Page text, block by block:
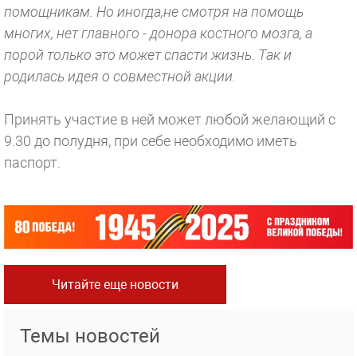
помощникам. Но иногда,не смотря на помощь
многих, нет главного - донора костного мозга, а
порой только это может спасти жизнь. Так и
родилась идея о совместной акции.
Принять участие в ней может любой желающий с
9.30 до полудня, при себе необходимо иметь
паспорт.
Читайте еще новости
Темы новостей